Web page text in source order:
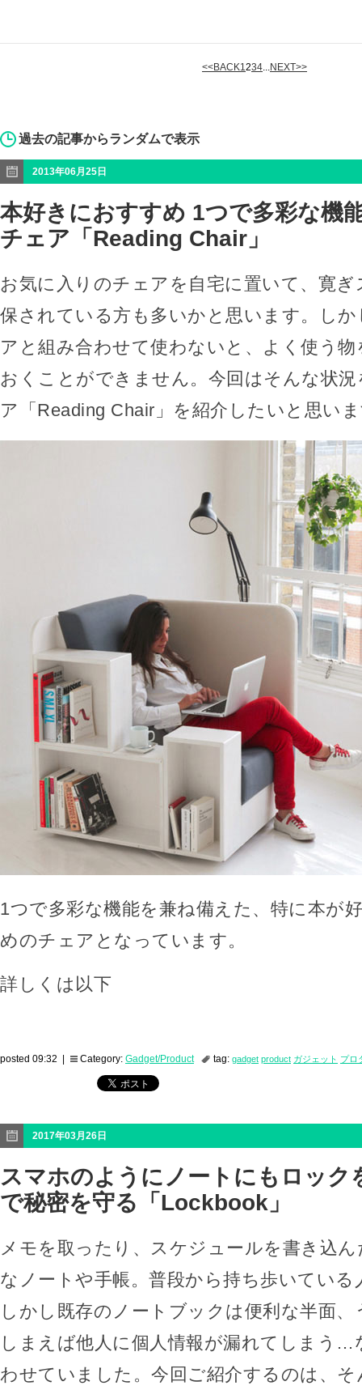
<<BACK1234...NEXT>>
過去の記事からランダムで表示
2013年06月25日
本好きにおすすめ 1つで多彩な機
チェア「Reading Chair」
お気に入りのチェアを自宅に置いて、寛
保されている方も多いかと思います。し
アと組み合わせて使わないと、よく使う
おくことができません。今回はそんな状
ア「Reading Chair」を紹介したいと思い
1つで多彩な機能を兼ね備えた、特に本が
めのチェアとなっています。
詳しくは以下
posted 09:32 | Category: Gadget/Product tag: gadget product ガジェット プロ
2017年03月26日
スマホのようにノートにもロック
で秘密を守る「Lockbook」
メモを取ったり、スケジュールを書き込
なノートや手帳。普段から持ち歩いている
しかし既存のノートブックは便利な半面
しまえば他人に個人情報が漏れてしまう…
わせていました。今回ご紹介するのは、